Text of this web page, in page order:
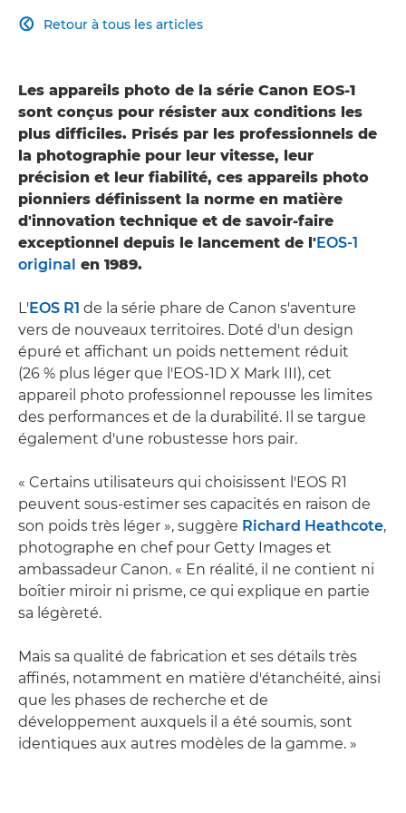
Retour à tous les articles

Les appareils photo de la série Canon EOS-1
sont conçus pour résister aux conditions les
plus difficiles. Prisés par les professionnels de
la photographie pour leur vitesse, leur
précision et leur fiabilité, ces appareils photo
pionniers définissent la norme en matière
d'innovation technique et de savoir-faire
exceptionnel depuis le lancement de l'EOS-1
original en 1989.
L'EOS R1 de la série phare de Canon s'aventure
vers de nouveaux territoires. Doté d'un design
épuré et affichant un poids nettement réduit
(26 % plus léger que l'EOS-1D X Mark III), cet
appareil photo professionnel repousse les limites
des performances et de la durabilité. Il se targue
également d'une robustesse hors pair.
« Certains utilisateurs qui choisissent l'EOS R1
peuvent sous-estimer ses capacités en raison de
son poids très léger », suggère Richard Heathcote,
photographe en chef pour Getty Images et
ambassadeur Canon. « En réalité, il ne contient ni
boîtier miroir ni prisme, ce qui explique en partie
sa légèreté.
Mais sa qualité de fabrication et ses détails très
affinés, notamment en matière d'étanchéité, ainsi
que les phases de recherche et de
développement auxquels il a été soumis, sont
identiques aux autres modèles de la gamme. »